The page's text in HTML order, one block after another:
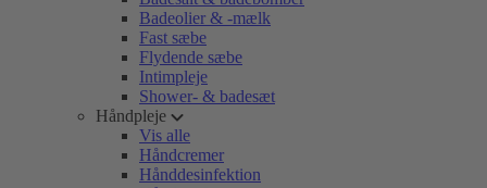
Badeolier & -mælk
Fast sæbe
Flydende sæbe
Intimpleje
Shower- & badesæt
Håndpleje
Vis alle
Håndcremer
Hånddesinfektion